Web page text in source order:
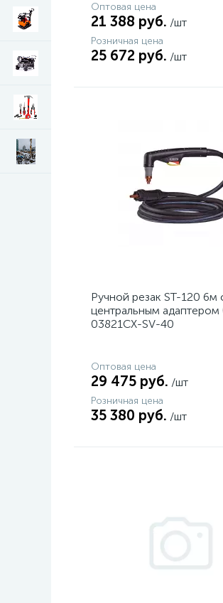
Оптовая цена
21 388 руб. /шт
Розничная цена
25 672 руб. /шт
Ручной резак ST-120 6м
центральным адаптером
03821CX-SV-40
Оптовая цена
29 475 руб. /шт
Розничная цена
35 380 руб. /шт